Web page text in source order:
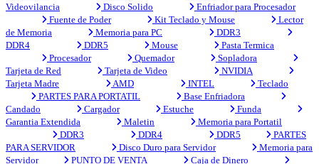
Videovilancia
Disco Solido
Enfriador para Procesador
Fuente de Poder
Kit Teclado y Mouse
Lector
de Memoria
Memoria para PC
DDR3
DDR4
DDR5 Mouse
Pasta Termica
Procesador
Quemador
Sopladora
Tarjeta de Red
Tarjeta de Video
NVIDIA
Tarjeta Madre
AMD INTEL
Teclado
PARTES PARA PORTATIL
Base Enfriadora
Candado
Cargador Estuche
Funda
Garantia Extendida
Maletin
Memoria para Portatil
DDR3
DDR4 DDR5
PARTES
PARA SERVIDOR
Disco Duro para Servidor
Memoria para
Servidor
PUNTO DE VENTA Caja de Dinero